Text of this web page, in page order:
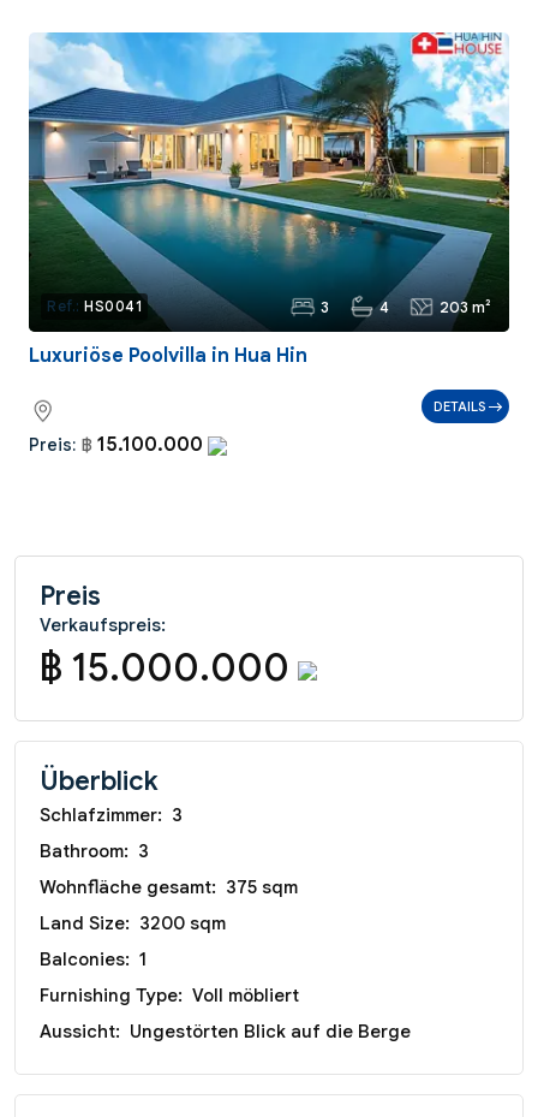
Ref.: HS0041 3 4 203 m²
Luxuriöse Poolvilla in Hua Hin
Preis: ฿ 15.100.000
DETAILS
Preis
Verkaufspreis:
฿ 15.000.000
Überblick
Schlafzimmer: 3
Bathroom: 3
Wohnfläche gesamt: 375 sqm
Land Size: 3200 sqm
Balconies: 1
Furnishing Type: Voll möbliert
Aussicht: Ungestörten Blick auf die Berge